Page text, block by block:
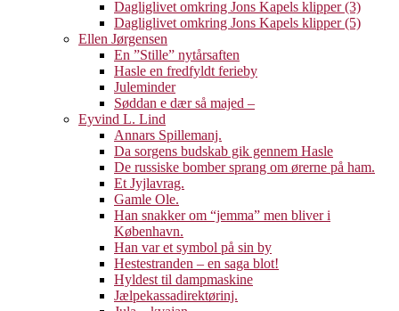
Dagliglivet omkring Jons Kapels klipper (3)
Dagliglivet omkring Jons Kapels klipper (5)
Ellen Jørgensen
En ”Stille” nytårsaften
Hasle en fredfyldt ferieby
Juleminder
Søddan e dær så majed –
Eyvind L. Lind
Annars Spillemanj.
Da sorgens budskab gik gennem Hasle
De russiske bomber sprang om ørerne på ham.
Et Jyjlavrag.
Gamle Ole.
Han snakker om “jemma” men bliver i
København.
Han var et symbol på sin by
Hestestranden – en saga blot!
Hyldest til dampmaskine
Jælpekassadirektørinj.